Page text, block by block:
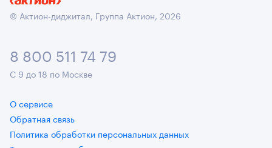
© Актион-диджитал, Группа Актион, 2026
8 800 511 74 79
С 9 до 18 по Москве
О сервисе
Обратная связь
Политика обработки персональных данных